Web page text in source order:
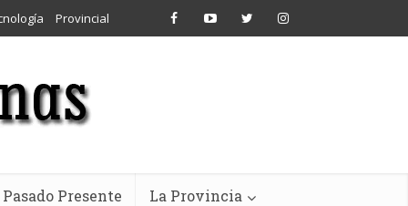
Provincial
Pasado Presente La Provincia